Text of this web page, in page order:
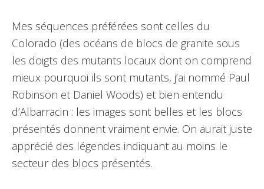
Mes séquences préférées sont celles du
Colorado (des océans de blocs de granite sous
les doigts des mutants locaux dont on comprend
mieux pourquoi ils sont mutants, j’ai nommé Paul
Robinson et Daniel Woods) et bien entendu
d’Albarracin : les images sont belles et les blocs
présentés donnent vraiment envie. On aurait juste
apprécié des légendes indiquant au moins le
secteur des blocs présentés.